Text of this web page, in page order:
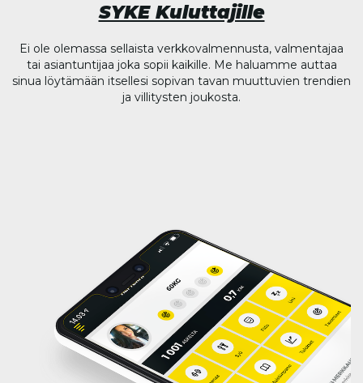
SYKE Kuluttajille
Ei ole olemassa sellaista verkkovalmennusta, valmentajaa
tai asiantuntijaa joka sopii kaikille. Me haluamme auttaa
sinua löytämään itsellesi sopivan tavan muuttuvien trendien
ja villitysten joukosta.